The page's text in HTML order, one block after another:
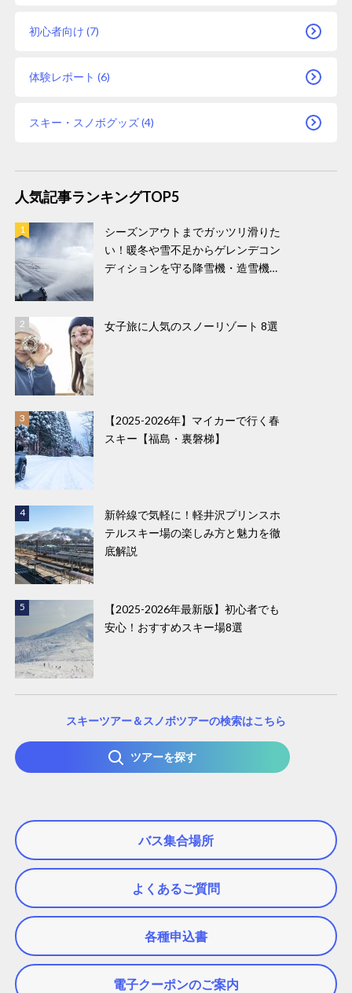
初心者向け (7)
体験レポート (6)
スキー・スノボグッズ (4)
人気記事ランキングTOP5
シーズンアウトまでガッツリ滑りた
い！暖冬や雪不足からゲレンデコン
ディションを守る降雪機・造雪機！
女子旅に人気のスノーリゾート 8選
【2025-2026年】マイカーで行く春
スキー【福島・裏磐梯】
新幹線で気軽に！軽井沢プリンスホ
テルスキー場の楽しみ方と魅力を徹
底解説
【2025-2026年最新版】初心者でも
安心！おすすめスキー場8選
スキーツアー＆スノボツアーの検索はこちら
ツアーを探す
バス集合場所
よくあるご質問
各種申込書
電子クーポンのご案内